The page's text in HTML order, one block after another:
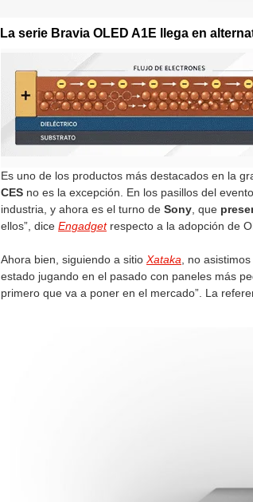
La serie Bravia OLED A1E llega en
Es uno de los productos más destacados en la
CES no es la excepción. En los pasillos del
industria, y ahora es el turno de Sony , que
ellos”, dice Engadget respecto a la adopción de
Ahora bien, siguiendo a sitio Xataka , no
estado jugando en el pasado con paneles más
primero que va a poner en el mercado”. La